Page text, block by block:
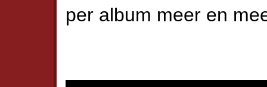
per album meer en